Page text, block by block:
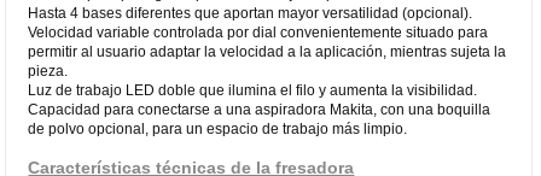
Hasta 4 bases diferentes que aportan mayor versatilidad (opcional).
Velocidad variable controlada por dial convenientemente situado para
permitir al usuario adaptar la velocidad a la aplicación, mientras sujeta la
pieza.
Luz de trabajo LED doble que ilumina el filo y aumenta la visibilidad.
Capacidad para conectarse a una aspiradora Makita, con una boquilla
de polvo opcional, para un espacio de trabajo más limpio.
Características técnicas de la fresadora